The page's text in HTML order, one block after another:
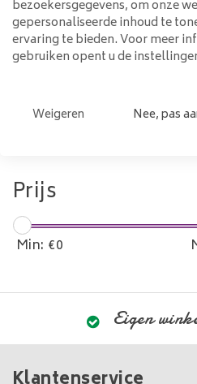
Materiaal
Glas
Model
Prijs
Min: €0
Eigen
bezoekersgegevens, om onze
gepersonaliseerde inhoud te
ervaring te bieden. Voor meer
gebruiken opent u de
Weigeren Nee, pas